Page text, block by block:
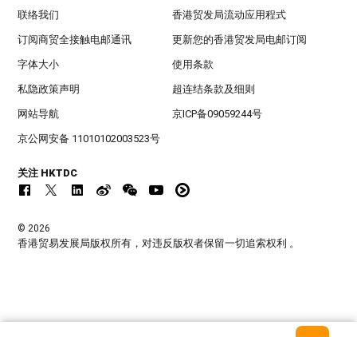
联络我们 香港贸发局流动应用程式
订阅商贸全接触电邮通讯 更新您的香港贸发局电邮订阅
字体大小 使用条款
私隐政策声明 超连结条款及细则
网站导航 京ICP备09059244号
京公网安备 11010102003523号
关注 HKTDC
© 2026
香港贸易发展局版权所有，对违反版权者保留一切追索权利 。